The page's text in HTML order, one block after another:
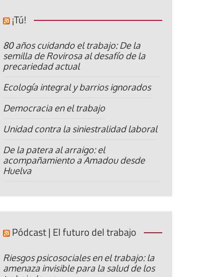
¡Tú!
80 años cuidando el trabajo: De la
semilla de Rovirosa al desafío de la
precariedad actual
Ecología integral y barrios ignorados
Democracia en el trabajo
Unidad contra la siniestralidad laboral
De la patera al arraigo: el
acompañamiento a Amadou desde
Huelva
Pódcast | El futuro del trabajo
Riesgos psicosociales en el trabajo: la
amenaza invisible para la salud de los